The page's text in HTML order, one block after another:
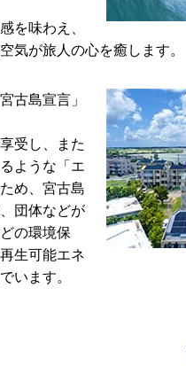
を味わえ、
気が旅人の心を癒します。
古島宣言」
受し、また
ような「エ
め、宮古島
団体などが
の環境保
生可能エネ
います。